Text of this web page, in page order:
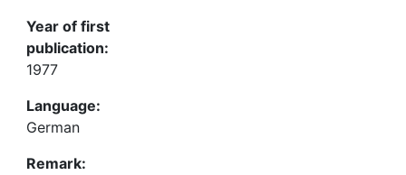
Year of first
publication:
1977
Language:
German
Remark: